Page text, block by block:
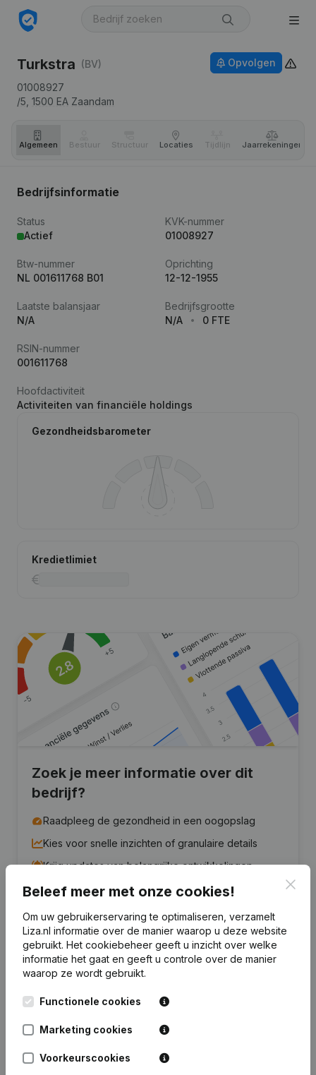
Turkstra (BV)
01008927
/5, 1500 EA Zaandam
Opvolgen
Algemeen Bestuur Structuur Locaties Tijdlijn Jaar­rekeningen
Bedrijfsinformatie
Status
Actief
KVK-nummer
01008927
Btw-nummer
NL 001611768 B01
Oprichting
12-12-1955
Laatste balansjaar
N/A
Bedrijfsgrootte
N/A
0 FTE
RSIN-nummer
001611768
Hoofdactiviteit
Activiteiten van financiële holdings
Gezondheidsbarometer
Kredietlimiet
Zoek je meer informatie over dit
bedrijf?
Raadpleeg de gezondheid in een oogopslag
Kies voor snelle inzichten of granulaire details
Krijg updates van belangrijke ontwikkelingen
Probeer gratis Meer ontdekken
7 dagen gratis proefperiode, geen kredietkaart vereist.
Wat is het KVK-nummer van Turkstra?
Beleef meer met onze cookies!
Om uw gebruikerservaring te optimaliseren, verzamelt
Liza.nl informatie over de manier waarop u deze website
gebruikt. Het cookiebeheer geeft u inzicht over welke
informatie het gaat en geeft u controle over de manier
waarop ze wordt gebruikt.
Functionele cookies
Marketing cookies
Voorkeurscookies